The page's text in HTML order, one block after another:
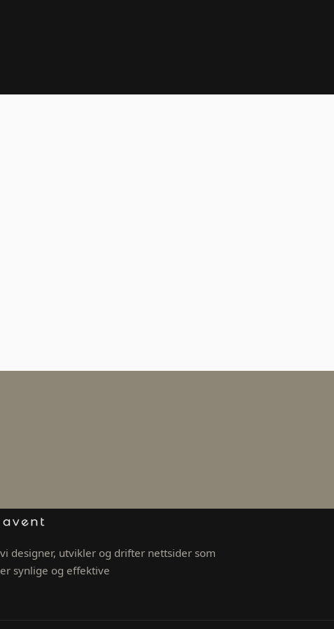
vi designer, utvikler og drifter nettsider som
er synlige og effektive